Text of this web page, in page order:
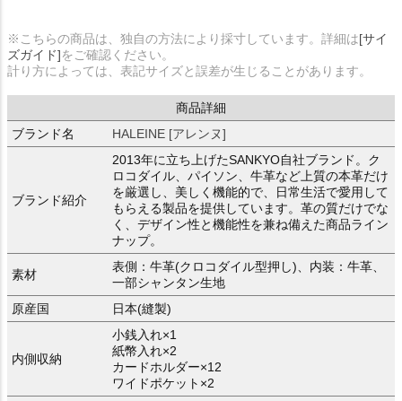
※こちらの商品は、独自の方法により採寸しています。詳細は[サイ
ズガイド]をご確認ください。
計り方によっては、表記サイズと誤差が生じることがあります。
商品詳細
ブランド名
HALEINE [アレンヌ]
ブランド紹介
2013年に立ち上げたSANKYO自社ブランド。ク
ロコダイル、パイソン、牛革など上質の本革だけ
を厳選し、美しく機能的で、日常生活で愛用して
もらえる製品を提供しています。革の質だけでな
く、デザイン性と機能性を兼ね備えた商品ライン
ナップ。
素材
表側：牛革(クロコダイル型押し)、内装：牛革、
一部シャンタン生地
原産国
日本(縫製)
内側収納
小銭入れ×1
紙幣入れ×2
カードホルダー×12
ワイドポケット×2